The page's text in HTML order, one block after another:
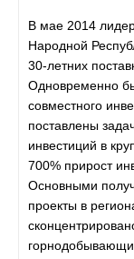
В мае 2014
Народной
30-летних
Одновременно
совместного
поставлены
инвестиций в
700% прирост
Основными
проекты в